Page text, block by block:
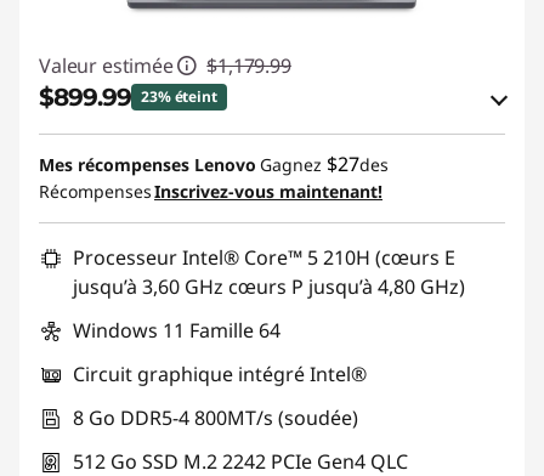
Valeur estimée $1,179.99
$899.99 23% éteint
Économies en bon de réduction en ligne :
-$280.00
Utiliser un bon de réduction en ligne :
BRIGHTIDEA6CA
Mes récompenses Lenovo Gagnez $27des
RécompensesInscrivez-vous maintenant!
Processeur Intel® Core™ 5 210H (cœurs E
jusqu’à 3,60 GHz cœurs P jusqu’à 4,80 GHz)
Windows 11 Famille 64
Circuit graphique intégré Intel®
8 Go DDR5-4 800MT/s (soudée)
512 Go SSD M.2 2242 PCIe Gen4 QLC